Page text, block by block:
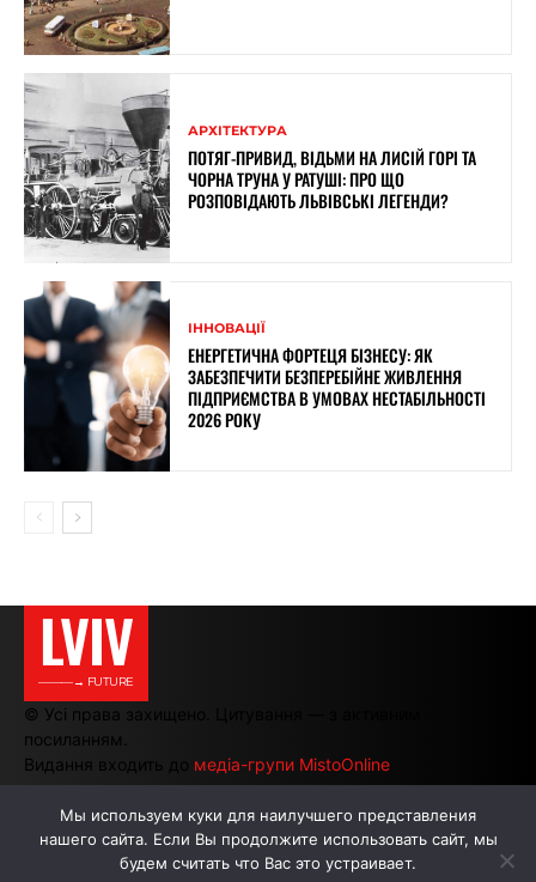
АРХІТЕКТУРА
ПОТЯГ-ПРИВИД, ВІДЬМИ НА ЛИСІЙ ГОРІ ТА
ЧОРНА ТРУНА У РАТУШІ: ПРО ЩО
РОЗПОВІДАЮТЬ ЛЬВІВСЬКІ ЛЕГЕНДИ?
ІННОВАЦІЇ
ЕНЕРГЕТИЧНА ФОРТЕЦЯ БІЗНЕСУ: ЯК
ЗАБЕЗПЕЧИТИ БЕЗПЕРЕБІЙНЕ ЖИВЛЕННЯ
ПІДПРИЄМСТВА В УМОВАХ НЕСТАБІЛЬНОСТІ
2026 РОКУ
LVIV
———→ FUTURE
© Усі права захищено. Цитування — з активним
посиланням.
Видання входить до медіа-групи MistoOnline
АВТОРИ РЕКЛАМА НА САЙТІ
Мы используем куки для наилучшего представления
нашего сайта. Если Вы продолжите использовать сайт, мы
будем считать что Вас это устраивает.